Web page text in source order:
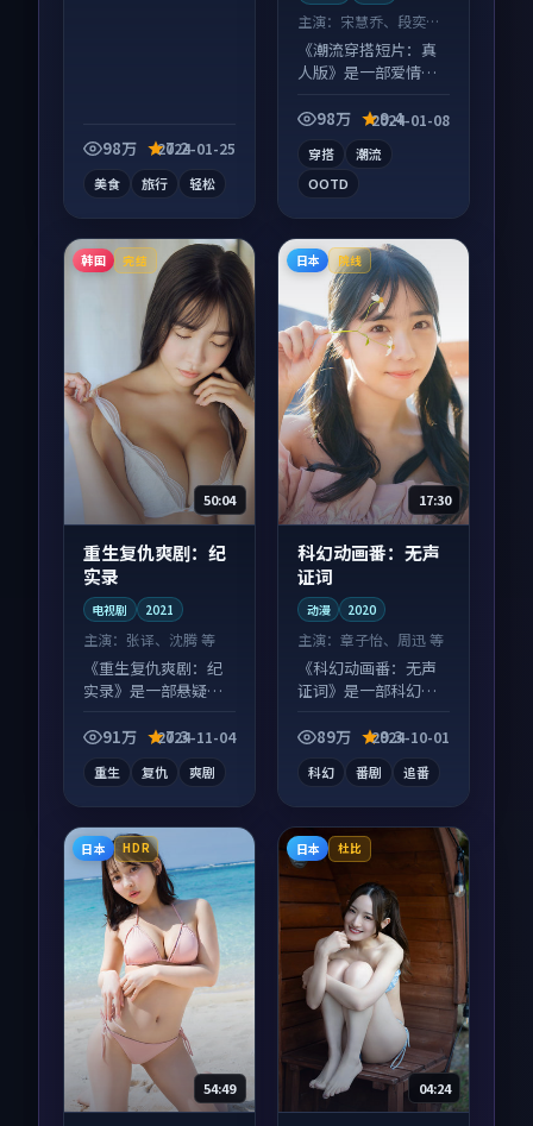
98万 7.2
2024-01-25
美食 旅行 轻松
主演： 宋慧乔、段奕宏
等
《潮流穿搭短片：真
人版》是一部爱情向
系层层推进，尾声常
98万 9.4
2024-01-08
穿搭
潮流
OOTD
韩国 完结
50:04
重生复仇爽剧：纪
实录
电视剧 2021
主演： 张译、沈腾 等
《重生复仇爽剧：纪
实录》是一部悬疑向
蛋别错过，字幕区常
91万 7.3
2024-11-04
重生 复仇 爽剧
日本 院线
17:30
科幻动画番：无声
证词
动漫 2020
主演：章子怡、周迅 等
《科幻动画番：无声
证词》是一部科幻向
别错过，字幕区常有
89万 9.3
2024-10-01
科幻 番剧 追番
日本 HDR
54:49
日本 杜比
04:24